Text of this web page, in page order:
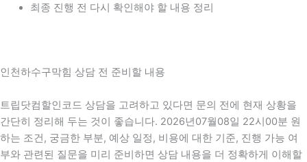
최종 진행 전 다시 확인해야 할 내용 정리
인천하수구막힘 상담 전 준비할 내용
트립닷컴할인코드 상담을 고려하고 있다면 문의 전에 현재 상황을
간단히 정리해 두는 것이 좋습니다. 2026년07월08일 22시00분 원
하는 조건, 궁금한 부분, 예상 일정, 비용에 대한 기준, 진행 가능 여
부와 관련된 질문을 미리 준비하면 상담 내용을 더 정확하게 이해할